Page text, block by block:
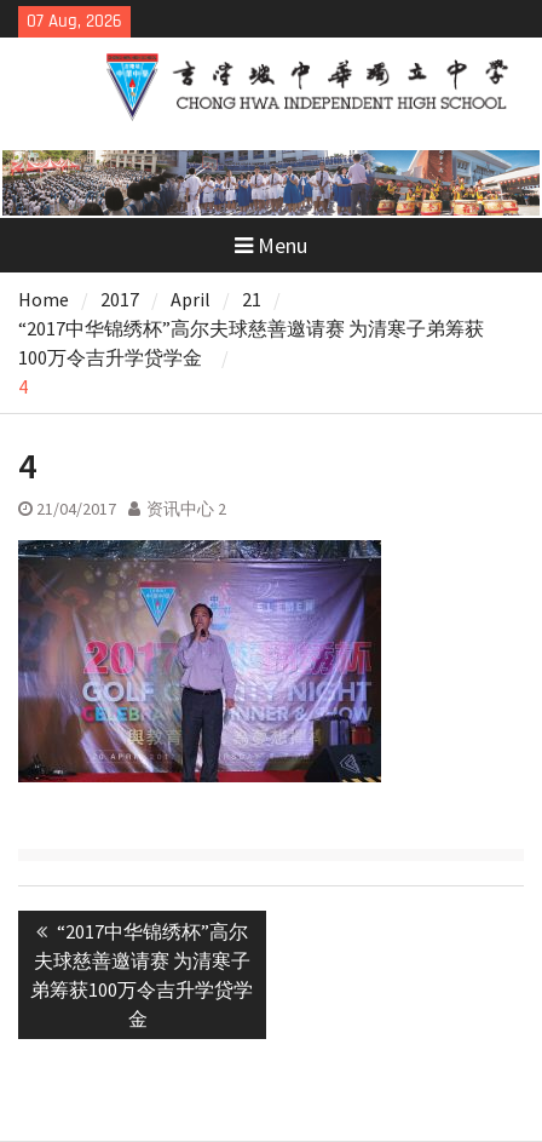
Skip
to
07 Aug, 2026
Menu
Home 2017 April
21
“2017中华锦绣杯”高尔夫球慈善邀请赛 为清寒子弟筹获
100万令吉升学贷学金
4
4
21/04/2017 资讯中心 2
navigation
Previous
post:
“2017中华锦绣杯”高尔
夫球慈善邀请赛 为清寒子
弟筹获100万令吉升学贷学
金